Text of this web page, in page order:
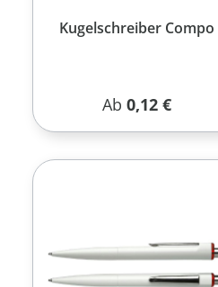
Kugelschreiber Compo
Regulärer Preis:
Ab0,12 €